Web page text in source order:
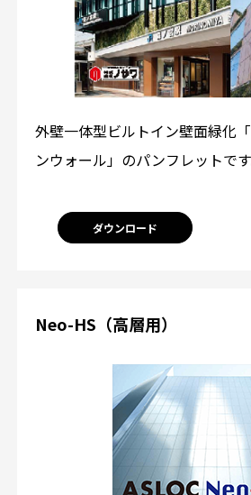
外壁一体型ビルトイン壁面緑化
ンウォール」のパンフレットです
ダウンロード
Neo-HS（高層用）